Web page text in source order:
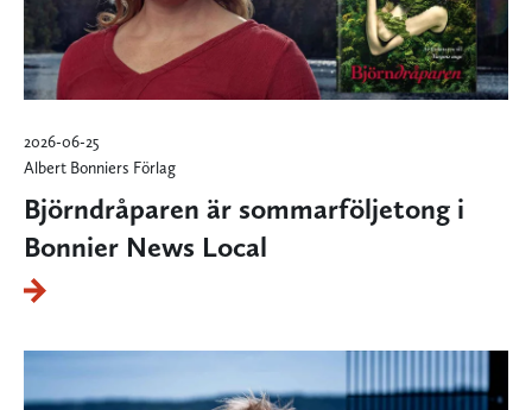
2026-06-25
Albert Bonniers Förlag
Björndråparen är sommarföljetong i
Bonnier News Local